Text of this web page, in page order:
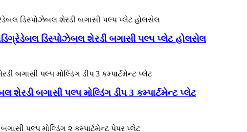
ડિસ્પોઝેબલ શેરડી બગાસી પલ્પ પ્લેટ હોલસેલ
બગાસી પલ્પ મોલ્ડિંગ ડીપ 3 કમ્પાર્ટમેન્ટ પ્લેટ